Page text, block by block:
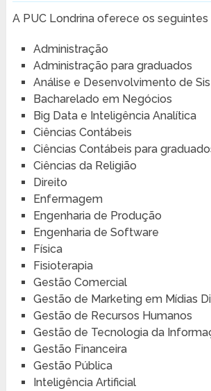
A PUC Londrina oferece os seguintes
Administração
Administração para graduados
Análise e Desenvolvimento de
Bacharelado em Negócios
Big Data e Inteligência Analítica
Ciências Contábeis
Ciências Contábeis para
Ciências da Religião
Direito
Enfermagem
Engenharia de Produção
Engenharia de Software
Física
Fisioterapia
Gestão Comercial
Gestão de Marketing em Mídias
Gestão de Recursos Humanos
Gestão de Tecnologia da
Gestão Financeira
Gestão Pública
Inteligência Artificial